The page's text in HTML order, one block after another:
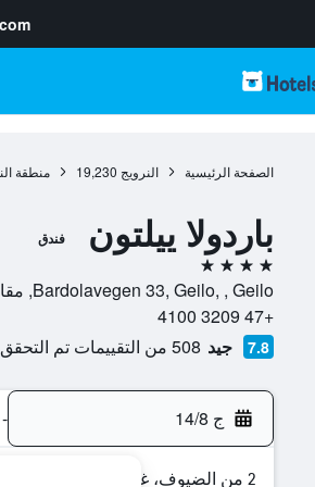
الصفحة الرئيسية النرويج 19,230 منطقة
باردولا ييلتون فندق
4 نجوم
Bardolavegen 33, Geilo, , Geilo, مقاطعة بوسكيرود, النرويج
+47 3209 4100
7.8 جيد 508 من التقييمات تم التحقق منها
ج 14/8 -
2 من الضيوف، غرفة واحدة